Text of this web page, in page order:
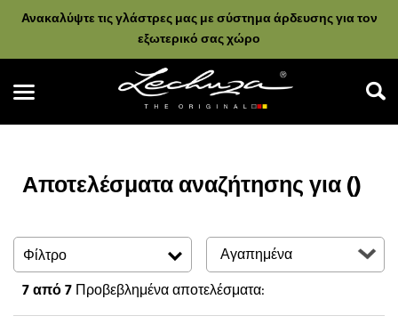
Ανακαλύψτε τις γλάστρες μας με σύστημα άρδευσης για τον
εξωτερικό σας χώρο
Αποτελέσματα αναζήτησης για ()
Φίλτρο
7από 7Προβεβλημένα αποτελέσματα: